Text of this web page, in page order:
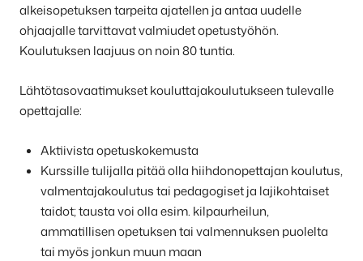
alkeisopetuksen tarpeita ajatellen ja antaa uudelle
ohjaajalle tarvittavat valmiudet opetustyöhön.
Koulutuksen laajuus on noin 80 tuntia.
Lähtötasovaatimukset kouluttajakoulutukseen tulevalle
opettajalle:
Aktiivista opetuskokemusta
Kurssille tulijalla pitää olla hiihdonopettajan koulutus,
valmentajakoulutus tai pedagogiset ja lajikohtaiset
taidot; tausta voi olla esim. kilpaurheilun,
ammatillisen opetuksen tai valmennuksen puolelta
tai myös jonkun muun maan